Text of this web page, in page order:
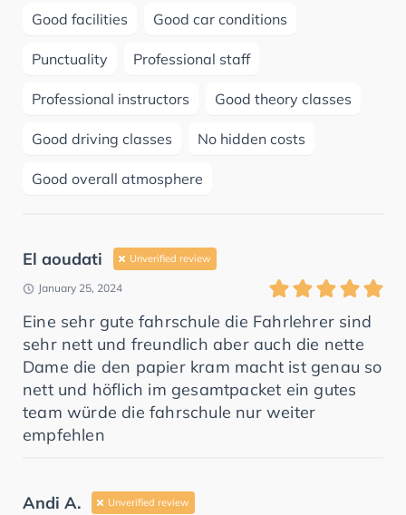
Good facilities Good car conditions
Punctuality Professional staff
Professional instructors Good theory classes
Good driving classes No hidden costs
Good overall atmosphere
El aoudati Unverified review
January 25, 2024
Eine sehr gute fahrschule die Fahrlehrer sind
sehr nett und freundlich aber auch die nette
Dame die den papier kram macht ist genau so
nett und höflich im gesamtpacket ein gutes
team würde die fahrschule nur weiter
empfehlen
Andi A. Unverified review